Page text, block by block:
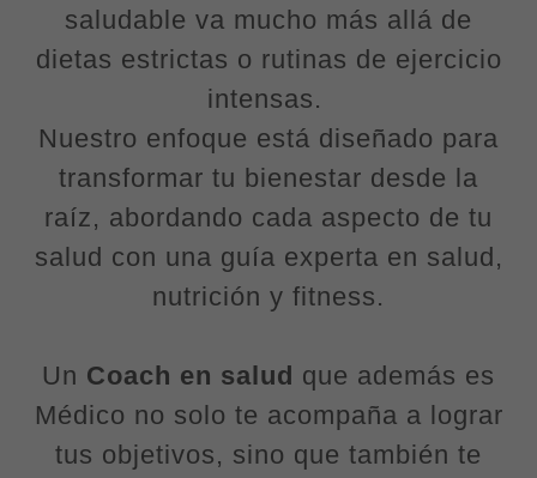
saludable va mucho más allá de
dietas estrictas o rutinas de ejercicio
intensas.
Nuestro enfoque está diseñado para
transformar tu bienestar desde la
raíz, abordando cada aspecto de tu
salud con una guía experta en salud,
nutrición y fitness.
Un Coach en salud que además es
Médico no solo te acompaña a lograr
tus objetivos, sino que también te